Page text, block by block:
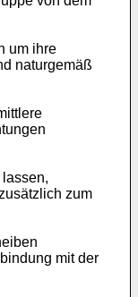
um ihre
naturgemäß
zum
mit der